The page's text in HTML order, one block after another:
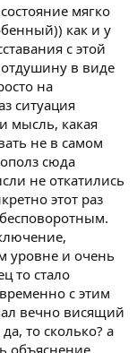
мягко
как и у
с этой
в виде
на
ситуация
мысль, какая
не в самом
сюда
не откатились
этот раз
уровне и очень
то стало
с этим
вечно висящий
то сколько? а
объяснение